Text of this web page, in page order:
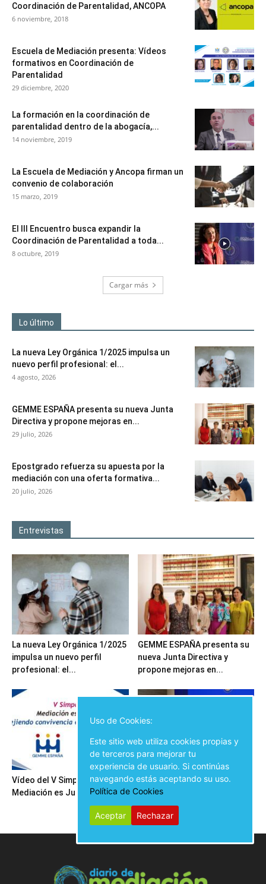
Coordinación de Parentalidad, ANCOPA
6 noviembre, 2018
Escuela de Mediación presenta: Vídeos
formativos en Coordinación de
Parentalidad
29 diciembre, 2020
La formación en la coordinación de
parentalidad dentro de la abogacía,...
14 noviembre, 2019
La Escuela de Mediación y Ancopa firman un
convenio de colaboración
15 marzo, 2019
El III Encuentro busca expandir la
Coordinación de Parentalidad a toda...
8 octubre, 2019
Cargar más
Lo último
La nueva Ley Orgánica 1/2025 impulsa un
nuevo perfil profesional: el...
4 agosto, 2026
GEMME ESPAÑA presenta su nueva Junta
Directiva y propone mejoras en...
29 julio, 2026
Epostgrado refuerza su apuesta por la
mediación con una oferta formativa...
20 julio, 2026
Entrevistas
La nueva Ley Orgánica 1/2025
impulsa un nuevo perfil
profesional: el...
GEMME ESPAÑA presenta su
nueva Junta Directiva y
propone mejoras en...
Vídeo del V Simposio
Mediación es Justicia
Inauguración del V Simposio
Mediación es Justicia
Uso de Cookies:
Este sitio web utiliza cookies propias y
de terceros para mejorar tu
experiencia de usuario. Si continúas
navegando estás aceptando su uso.
Política de Cookies
Aceptar Rechazar